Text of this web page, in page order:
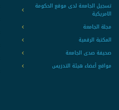
تسجيل الجامعة لدى موقع الحكومة
الامريكية
مجلة الجامعة
المكتبة الرقمية
صحيفة صدى الجامعة
مواقع أعضاء هيئة التدريس